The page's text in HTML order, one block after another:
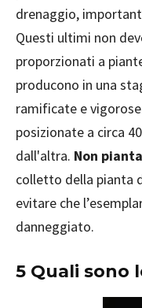
drenaggio,
Questi ultimi non
proporzionati a
producono in una
ramificate e
posizionate a circa
dall'altra. Non
colletto della pianta
evitare che
danneggiato.
5 Quali sono